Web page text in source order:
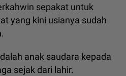
sepakat untuk
yang kini usianya sudah
anak saudara kepada
sejak dari lahir.